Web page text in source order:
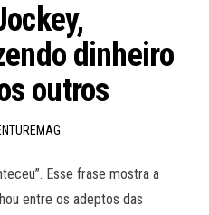
dinheiro
outros
Esse frase mostra a
entre os adeptos das